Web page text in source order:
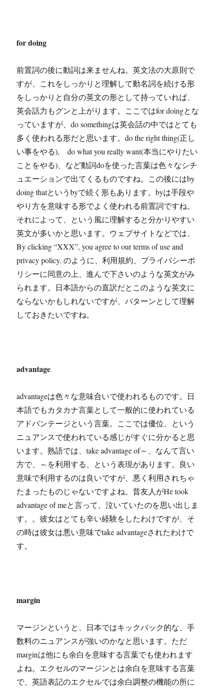
for doing
前置詞の後に動詞は来ませんね。英文法の大原則で
すが、これをしっかりと理解して動名詞を続ける形
をしっかりと自分の英文の形として持っていれば、
英会話力もグンと上がります。ここではfor doingとな
っていますが、do somethingは英会話の中ではとても
多く使われる形だと思います。do the right thing(正し
い事をやる), do what you really want(本当にやりたい
ことをやる)、など動詞doを使った言葉は色々なシチ
ュエーションで出てくるものですね。この後にはby
doing thatというbyで続く形もあります。byは手段や
やり方を意味する形でよく使われる前置詞ですね。
それによって、という風に理解すると分かりやすい
英文が多いかと思います。ウェブサイトなどでは、
By clicking “XXX”, you agree to our terms of use and
privacy policy. のように、利用規約、プライバシーポ
リシーに同意の上、進んで下さいのような英文がみ
られます。日本語からの直訳だとこのような英文に
ならないかもしれないですが、パターンとして理解
しておきたいですね。
advantage
advantageは色々な意味合いで使われるものです。日
本語でもカタカナ言葉として一般的に使われている
アドバンテージという言葉。ここでは優位、という
ニュアンスで使われている感じがすぐに分かると思
います。熟語では、take advantage of～、なんて言い
方で、～を利用する、という表現があります。良い
意味で利用するのは良いですが、悪く利用されちゃ
たまったものじゃないですよね。昔友人がHe took
advantage of meと言って、泣いていたのを思い出しま
す。。彼女はとても辛い経験をしたわけですが、そ
の時は彼女は悪い意味でtake advantageされたわけで
す。
margin
マージンというと、日本ではキックバック的な、手
数料のニュアンスが強いのかなと思います。ただ
marginは他にも余白を意味する言葉でも使われます
よね。エクセルのマージンとは余白を意味する言葉
で、英語表記のエクセルでは余白調整の機能の所に